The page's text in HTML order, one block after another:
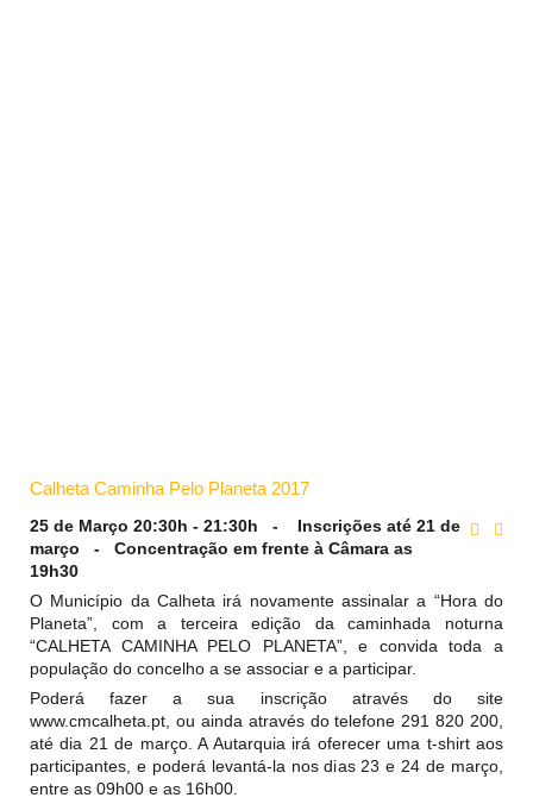
Calheta Caminha Pelo Planeta 2017
25 de Março 20:30h - 21:30h - Inscrições até 21 de
março - Concentração em frente à Câmara as
19h30
O Município da Calheta irá novamente assinalar a “Hora do
Planeta”, com a terceira edição da caminhada noturna
“CALHETA CAMINHA PELO PLANETA”, e convida toda a
população do concelho a se associar e a participar.
Poderá fazer a sua inscrição através do site
www.cmcalheta.pt ou ainda através do telefone 291 820 200,
até dia 21 de março. A Autarquia irá oferecer uma t-shirt aos
participantes, e poderá levantá-la nos dias 23 e 24 de março,
entre as 09h00 e as 16h00.